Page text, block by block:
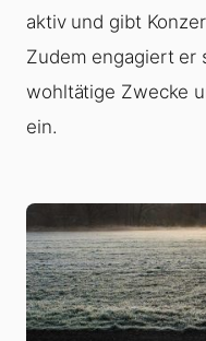
aktiv und gibt
Zudem engagiert er
wohltätige Zwecke
ein.